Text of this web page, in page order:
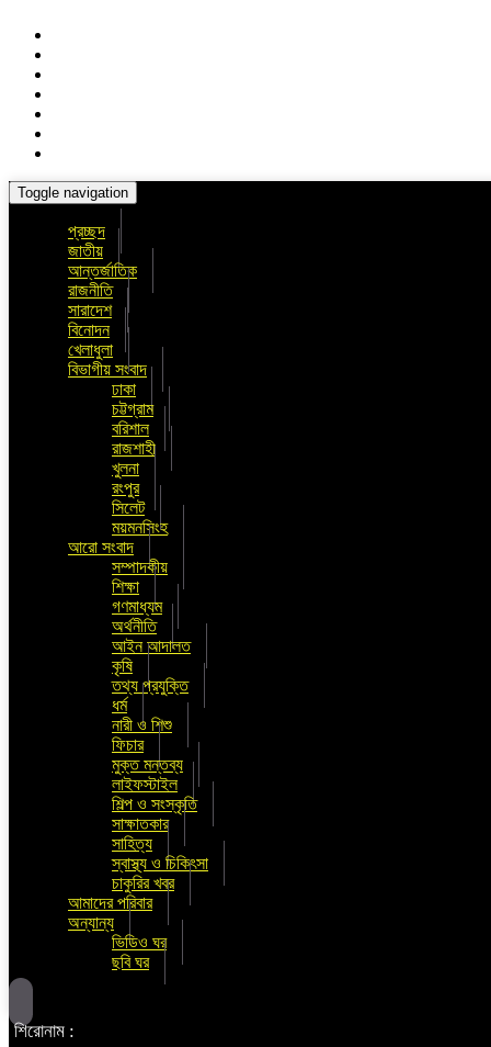
Toggle navigation
প্রচ্ছদ
জাতীয়
আন্তর্জাতিক
রাজনীতি
সারাদেশ
বিনোদন
খেলাধুলা
বিভাগীয় সংবাদ
ঢাকা
চট্টগ্রাম
বরিশাল
রাজশাহী
খুলনা
রংপুর
সিলেট
ময়মনসিংহ
আরো সংবাদ
সম্পাদকীয়
শিক্ষা
গণমাধ্যম
অর্থনীতি
আইন আদালত
কৃষি
তথ্য প্রযুক্তি
ধর্ম
নারী ও শিশু
ফিচার
মুক্ত মন্তব্য
লাইফস্টাইল
শিল্প ও সংস্কৃতি
সাক্ষাতকার
সাহিত্য
স্বাস্থ্য ও চিকিৎসা
চাকুরির খবর
আমাদের পরিবার
অন্যান্য
ভিডিও ঘর
ছবি ঘর
শিরোনাম :